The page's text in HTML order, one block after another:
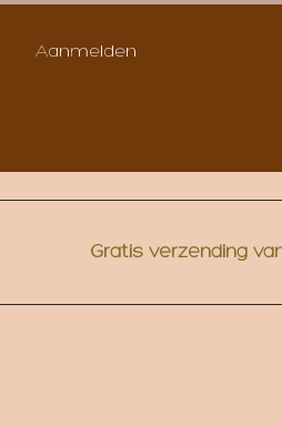
Aanmelden
Gratis verzending